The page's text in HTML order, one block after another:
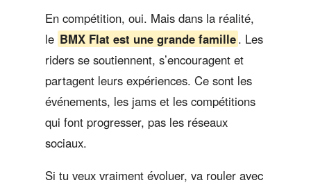
En compétition, oui. Mais dans la réalité,
le BMX Flat est une grande famille. Les
riders se soutiennent, s’encouragent et
partagent leurs expériences. Ce sont les
événements, les jams et les compétitions
qui font progresser, pas les réseaux
sociaux.
Si tu veux vraiment évoluer, va rouler avec